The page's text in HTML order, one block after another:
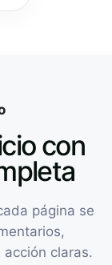
con
página se
claras.